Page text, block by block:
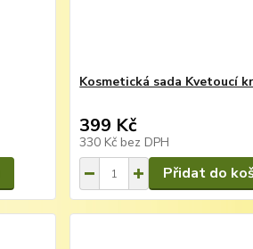
Kosmetická sada Kvetoucí
399 Kč
330 Kč bez DPH
Přidat do